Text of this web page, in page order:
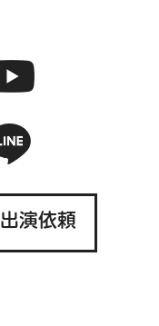
出演依頼